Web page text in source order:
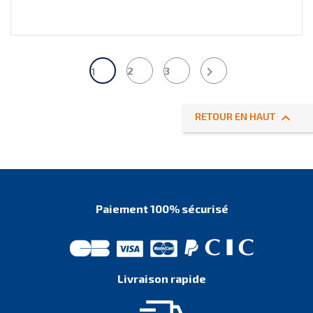
1 2 3 
RETOUR EN HAUT 
Paiement 100% sécurisé
Livraison rapide